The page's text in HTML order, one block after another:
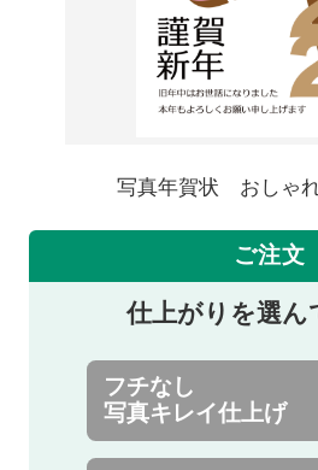
写真年賀状 おしゃ
ご注文
仕上がりを選ん
フチなし
写真キレイ仕上げ